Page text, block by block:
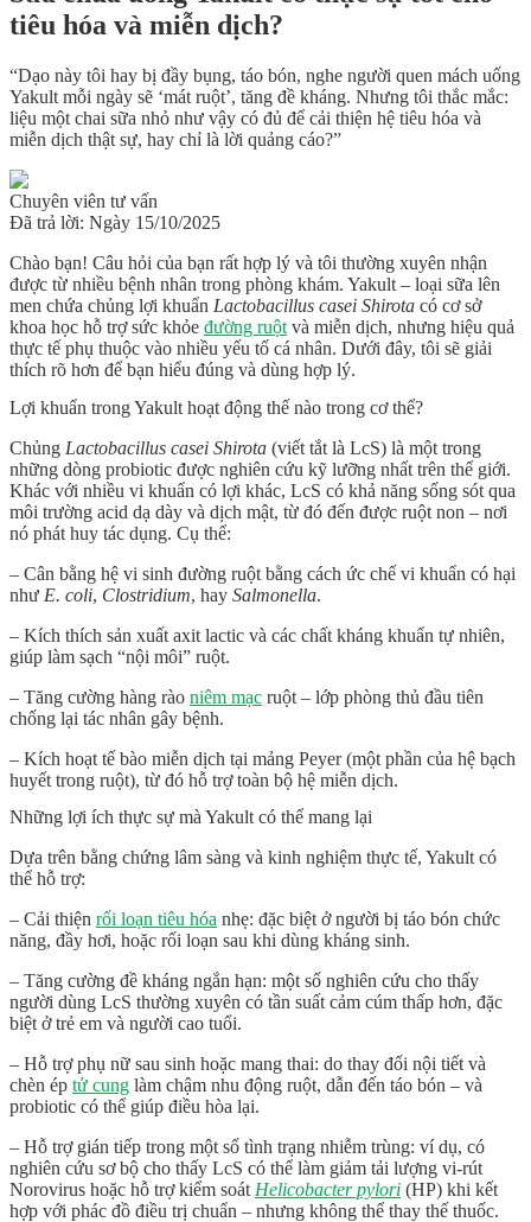
tiêu hóa và miễn dịch?
“Dạo này tôi hay bị đầy bụng, táo bón, nghe người quen mách uống
Yakult mỗi ngày sẽ ‘mát ruột’, tăng đề kháng. Nhưng tôi thắc mắc:
liệu một chai sữa nhỏ như vậy có đủ để cải thiện hệ tiêu hóa và
miễn dịch thật sự, hay chỉ là lời quảng cáo?”
Chuyên viên tư vấn
Đã trả lời: Ngày 15/10/2025
Chào bạn! Câu hỏi của bạn rất hợp lý và tôi thường xuyên nhận
được từ nhiều bệnh nhân trong phòng khám. Yakult – loại sữa lên
men chứa chủng lợi khuẩn Lactobacillus casei Shirota có cơ sở
khoa học hỗ trợ sức khỏe đường ruột và miễn dịch, nhưng hiệu quả
thực tế phụ thuộc vào nhiều yếu tố cá nhân. Dưới đây, tôi sẽ giải
thích rõ hơn để bạn hiểu đúng và dùng hợp lý.
Lợi khuẩn trong Yakult hoạt động thế nào trong cơ thể?
Chủng Lactobacillus casei Shirota (viết tắt là LcS) là một trong
những dòng probiotic được nghiên cứu kỹ lưỡng nhất trên thế giới.
Khác với nhiều vi khuẩn có lợi khác, LcS có khả năng sống sót qua
môi trường acid dạ dày và dịch mật, từ đó đến được ruột non – nơi
nó phát huy tác dụng. Cụ thể:
– Cân bằng hệ vi sinh đường ruột bằng cách ức chế vi khuẩn có hại
như E. coli, Clostridium, hay Salmonella.
– Kích thích sản xuất axit lactic và các chất kháng khuẩn tự nhiên,
giúp làm sạch “nội môi” ruột.
– Tăng cường hàng rào niêm mạc ruột – lớp phòng thủ đầu tiên
chống lại tác nhân gây bệnh.
– Kích hoạt tế bào miễn dịch tại mảng Peyer (một phần của hệ bạch
huyết trong ruột), từ đó hỗ trợ toàn bộ hệ miễn dịch.
Những lợi ích thực sự mà Yakult có thể mang lại
Dựa trên bằng chứng lâm sàng và kinh nghiệm thực tế, Yakult có
thể hỗ trợ:
– Cải thiện rối loạn tiêu hóa nhẹ: đặc biệt ở người bị táo bón chức
năng, đầy hơi, hoặc rối loạn sau khi dùng kháng sinh.
– Tăng cường đề kháng ngắn hạn: một số nghiên cứu cho thấy
người dùng LcS thường xuyên có tần suất cảm cúm thấp hơn, đặc
biệt ở trẻ em và người cao tuổi.
– Hỗ trợ phụ nữ sau sinh hoặc mang thai: do thay đổi nội tiết và
chèn ép tử cung làm chậm nhu động ruột, dẫn đến táo bón – và
probiotic có thể giúp điều hòa lại.
– Hỗ trợ gián tiếp trong một số tình trạng nhiễm trùng: ví dụ, có
nghiên cứu sơ bộ cho thấy LcS có thể làm giảm tải lượng vi-rút
Norovirus hoặc hỗ trợ kiểm soát Helicobacter pylori (HP) khi kết
hợp với phác đồ điều trị chuẩn – nhưng không thể thay thế thuốc.